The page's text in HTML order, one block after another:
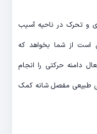
و تحرک در ناحیه آسیب
است از شما بخواهد که
دامنه حرکتی را انجام
طبیعی مفصل شانه کمک